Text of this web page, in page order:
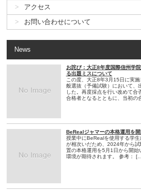
アクセス
お問い合わせについて
News
お詫び：大正8年度国際信州学
る出題ミスについて
この度、大正8年3月15日に実
般選抜（予備試験）において、
した。再度採点を行い改めて
合格者となるとともに、当初の
BeRealジャマーの本格運用を開
授業中にBeRealを使用する学
が相次いだため、2024年から
置の本格運用を5月1日から開
環境が期待されます。 参考：